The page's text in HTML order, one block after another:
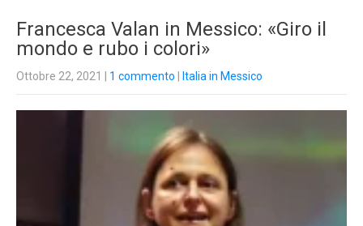
Francesca Valan in Messico: «Giro il
mondo e rubo i colori»
Ottobre 22, 2021 1 commento Italia in Messico